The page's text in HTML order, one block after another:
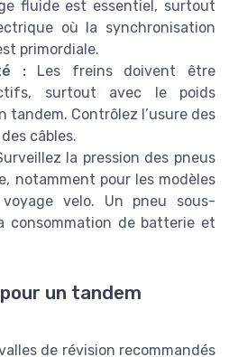
fluide est essentiel, surtout
où la synchronisation
primordiale.
:Les freins doivent être
surtout avec le poids
tandem. Contrôlez l’usure des
câbles.
la pression des pneus
notamment pour les modèles
velo. Un pneu sous-
consommation de batterie et
un tandem
de révision recommandés